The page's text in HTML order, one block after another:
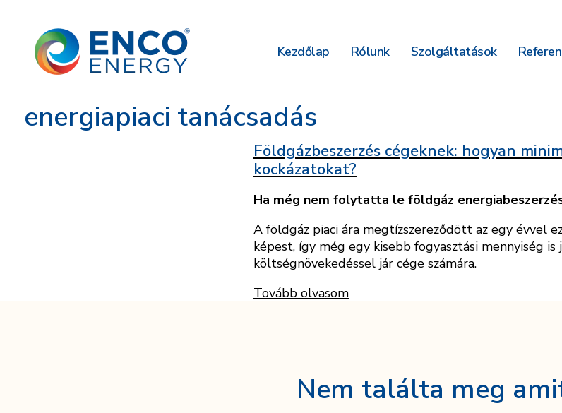
Kezdőlap Rólunk Szolgáltatások
energiapiaci tanácsadás
Földgázbeszerzés cégeknek: hogyan
kockázatokat?
Ha még nem folytatta le földgáz
A földgáz piaci ára megtízszereződött az egy évvel
képest, így még egy kisebb fogyasztási mennyiség is
költségnövekedéssel jár cége számára.
Tovább olvasom
Nem találta meg